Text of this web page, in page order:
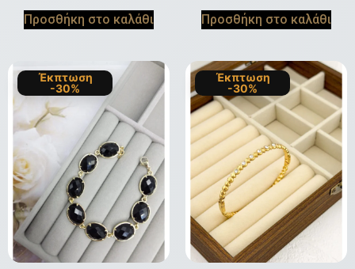
Προσθήκη στο καλάθι Προσθήκη στο καλάθι
Έκπτωση
-30%
Έκπτωση
-30%